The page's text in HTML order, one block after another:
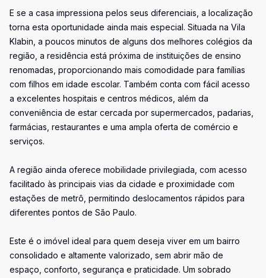
E se a casa impressiona pelos seus diferenciais, a localização
torna esta oportunidade ainda mais especial. Situada na Vila
Klabin, a poucos minutos de alguns dos melhores colégios da
região, a residência está próxima de instituições de ensino
renomadas, proporcionando mais comodidade para famílias
com filhos em idade escolar. Também conta com fácil acesso
a excelentes hospitais e centros médicos, além da
conveniência de estar cercada por supermercados, padarias,
farmácias, restaurantes e uma ampla oferta de comércio e
serviços.
A região ainda oferece mobilidade privilegiada, com acesso
facilitado às principais vias da cidade e proximidade com
estações de metrô, permitindo deslocamentos rápidos para
diferentes pontos de São Paulo.
Este é o imóvel ideal para quem deseja viver em um bairro
consolidado e altamente valorizado, sem abrir mão de
espaço, conforto, segurança e praticidade. Um sobrado